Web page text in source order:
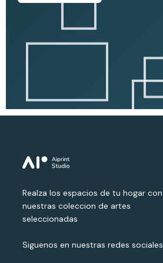
Realza los espacios de tu hogar con
nuestras coleccion de artes
seleccionadas
Siguenos en nuestras redes sociales